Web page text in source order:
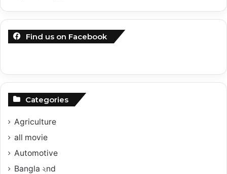
Find us on Facebook
Categories
Agriculture
all movie
Automotive
Bangla ২nd